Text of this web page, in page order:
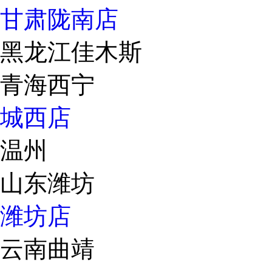
甘肃陇南店
黑龙江佳木斯
青海西宁
城西店
温州
山东潍坊
潍坊店
云南曲靖